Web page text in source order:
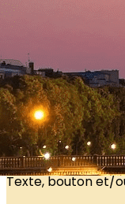
?>
Images de la
Cliquez pour éditer
Texte, bouton et/